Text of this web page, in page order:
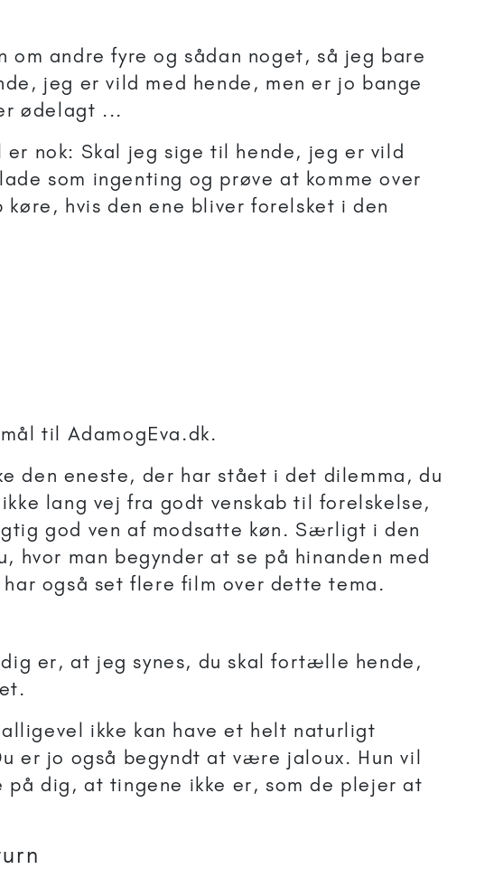
om andre fyre og sådan noget, så jeg bare
jeg er vild med hende, men er jo bange
ødelagt ...
nok: Skal jeg sige til hende, jeg er vild
som ingenting og prøve at komme over
køre, hvis den ene bliver forelsket i den
til AdamogEva.dk.
den eneste, der har stået i det dilemma, du
lang vej fra godt venskab til forelskelse,
god ven af modsatte køn. Særligt i den
hvor man begynder at se på hinanden med
har også set flere film over dette tema.
er, at jeg synes, du skal fortælle hende,
ikke kan have et helt naturligt
er jo også begyndt at være jaloux. Hun vil
på dig, at tingene ikke er, som de plejer at